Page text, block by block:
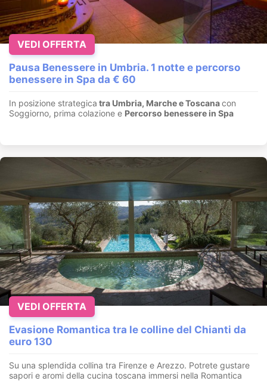
Pausa Benessere in Umbria. 1 notte e percorso
benessere in Spa da € 60
In posizione strategica tra Umbria, Marche e Toscanacon
Soggiorno, prima colazione e Percorso benessere in Spa
VEDI OFFERTA
Evasione Romantica tra le colline del Chianti da
euro 130
Su una splendida collina tra Firenze e Arezzo. Potrete gustare
sapori e aromi della cucina toscana immersi nella Romantica
VEDI OFFERTA